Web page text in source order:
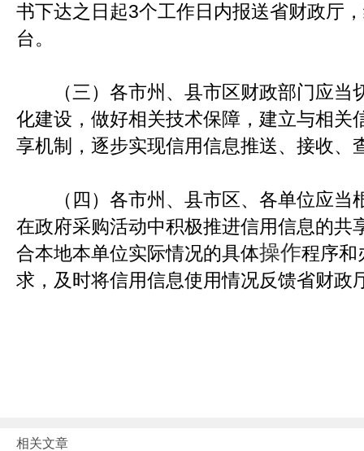
书下达之日起3个工作日内报送省财政厅
台。
（三）各市州、县市区财政部门应当
化建设，做好相关技术保障，建立与相关
享机制，逐步实现信用信息推送、接收、
（四）各市州、县市区、各单位应当
在政府采购活动中积极推进信用信息的共
合本地本单位实际情况的具体操作程序和
求，及时将信用信息使用情况反馈省财政
相关文章